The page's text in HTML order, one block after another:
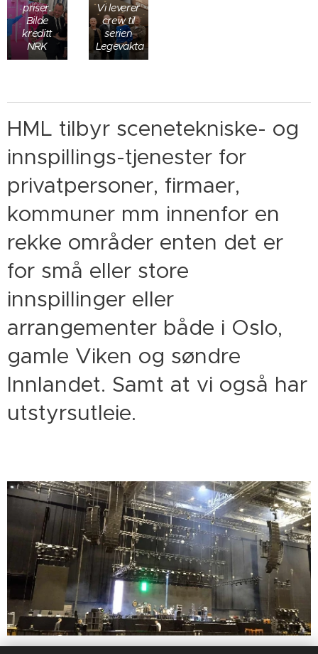
priser.
Bilde
kreditt
NRK
Vi leverer
crew til
serien
Legevakta
HML tilbyr scenetekniske- og
innspillings-tjenester for
privatpersoner, firmaer,
kommuner mm innenfor en
rekke områder enten det er
for små eller store
innspillinger eller
arrangementer både i Oslo,
gamle Viken og søndre
Innlandet. Samt at vi også har
utstyrsutleie.